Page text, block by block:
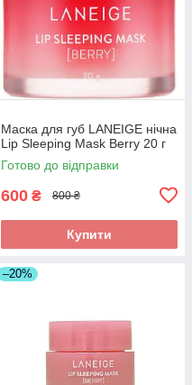
Маска для губ LANEIGE нічна
Lip Sleeping Mask Berry 20 г
Готово до відправки
600 ₴ 800 ₴
Купити
–20%